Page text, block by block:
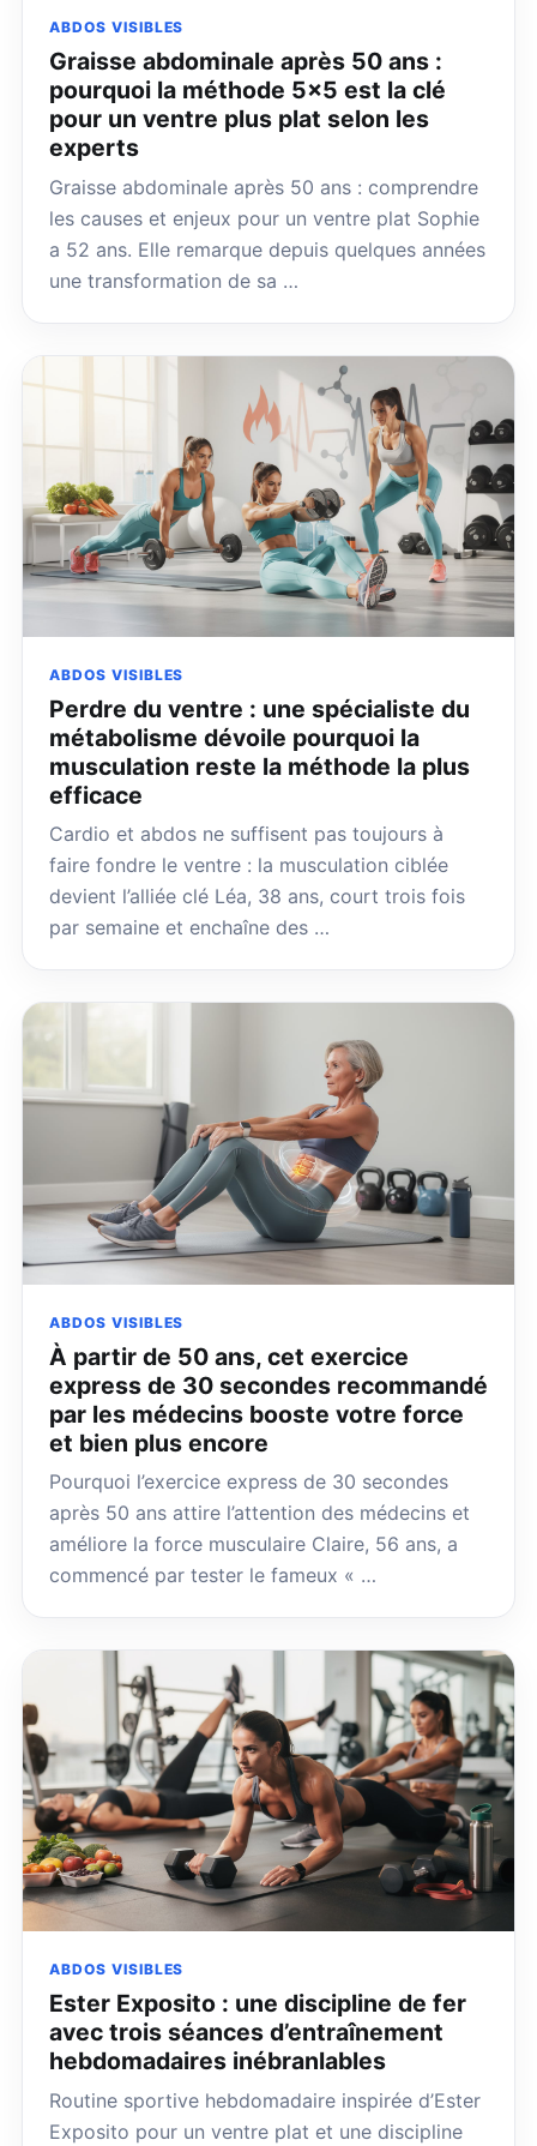
ABDOS VISIBLES
Graisse abdominale après 50 ans :
pourquoi la méthode 5×5 est la clé
pour un ventre plus plat selon les
experts
Graisse abdominale après 50 ans : comprendre
les causes et enjeux pour un ventre plat Sophie
a 52 ans. Elle remarque depuis quelques années
une transformation de sa …
ABDOS VISIBLES
Perdre du ventre : une spécialiste du
métabolisme dévoile pourquoi la
musculation reste la méthode la plus
efficace
Cardio et abdos ne suffisent pas toujours à
faire fondre le ventre : la musculation ciblée
devient l’alliée clé Léa, 38 ans, court trois fois
par semaine et enchaîne des …
ABDOS VISIBLES
À partir de 50 ans, cet exercice
express de 30 secondes recommandé
par les médecins booste votre force
et bien plus encore
Pourquoi l’exercice express de 30 secondes
après 50 ans attire l’attention des médecins et
améliore la force musculaire Claire, 56 ans, a
commencé par tester le fameux « …
ABDOS VISIBLES
Ester Exposito : une discipline de fer
avec trois séances d’entraînement
hebdomadaires inébranlables
Routine sportive hebdomadaire inspirée d’Ester
Exposito pour un ventre plat et une discipline